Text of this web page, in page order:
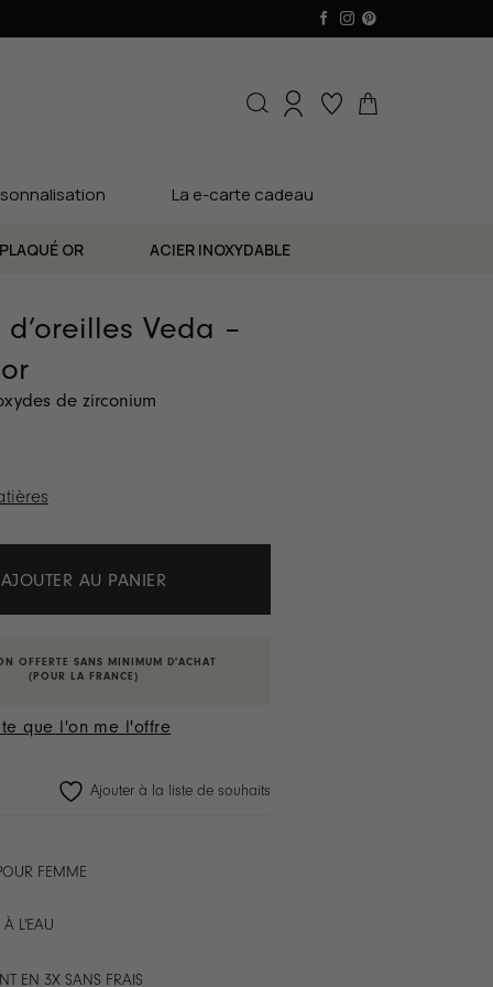
La e-carte cadeau
PLAQUÉ OR ACIER INOXYDABLE
d’oreilles Veda –
de zirconium
AJOUTER AU PANIER
OFFERTE SANS MINIMUM D'ACHAT
(POUR LA FRANCE)
que l'on me l'offre
Ajouter à la liste de souhaits
FEMME
À L'EAU
EN 3X SANS FRAIS